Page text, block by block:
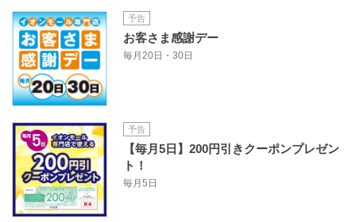
予告
お客さま感謝デー
毎月20日・30日
予告
【毎月5日】200円引きクーポンプレゼン
ト！
毎月5日